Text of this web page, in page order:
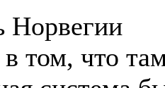
Норвегии
в том, что